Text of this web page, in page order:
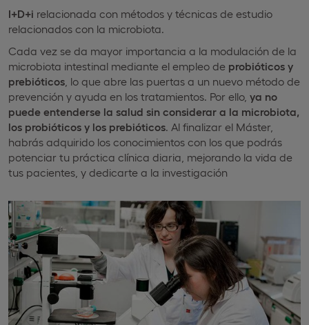
I+D+i relacionada con métodos y técnicas de estudio
relacionados con la microbiota.
Cada vez se da mayor importancia a la modulación de la
microbiota intestinal mediante el empleo de probióticos y
prebióticos , lo que abre las puertas a un nuevo método de
prevención y ayuda en los tratamientos. Por ello, ya no
puede entenderse la salud sin considerar a la microbiota,
los probióticos y los prebióticos. Al finalizar el Máster,
habrás adquirido los conocimientos con los que podrás
potenciar tu práctica clínica diaria, mejorando la vida de
tus pacientes, y dedicarte a la investigación